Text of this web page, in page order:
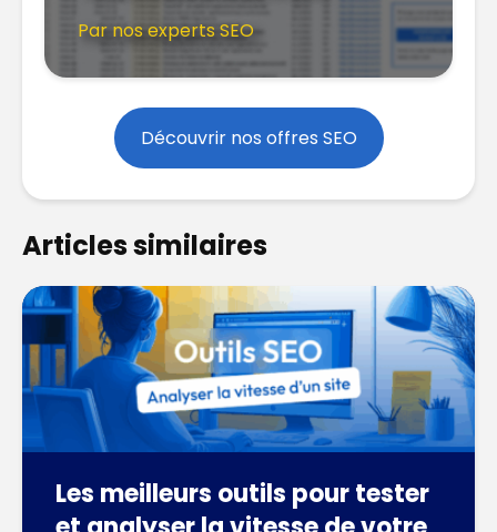
Par nos experts SEO
Découvrir nos offres SEO
Articles similaires
Les meilleurs outils pour tester